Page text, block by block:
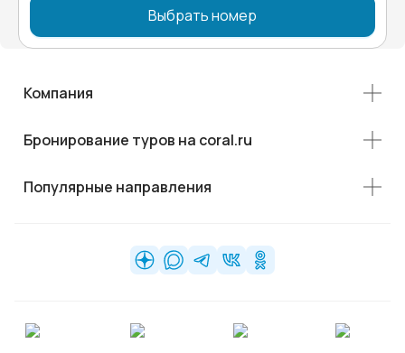
Выбрать номер
Компания
Бронирование туров на coral.ru
Популярные направления